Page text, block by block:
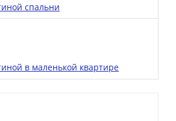
спальни
в маленькой квартире